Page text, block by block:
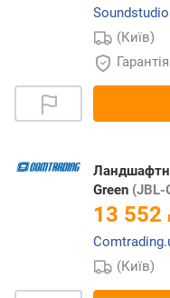
(Київ)
Green (JBL-
13 552
(Київ)